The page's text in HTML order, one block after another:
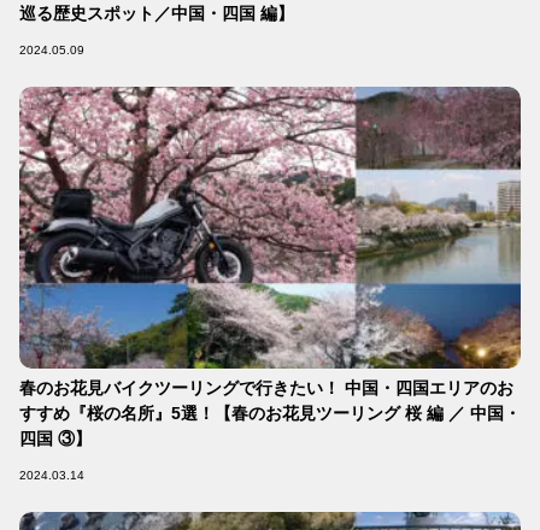
巡る歴史スポット／中国・四国 編】
2024.05.09
春のお花見バイクツーリングで行きたい！ 中国・四国エリアのお
すすめ『桜の名所』5選！【春のお花見ツーリング 桜 編 ／ 中国・
四国 ③】
2024.03.14